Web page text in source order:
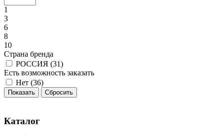
1
3
6
8
10
Страна бренда
РОССИЯ (31)
Есть возможность заказать
Нет (36)
Каталог